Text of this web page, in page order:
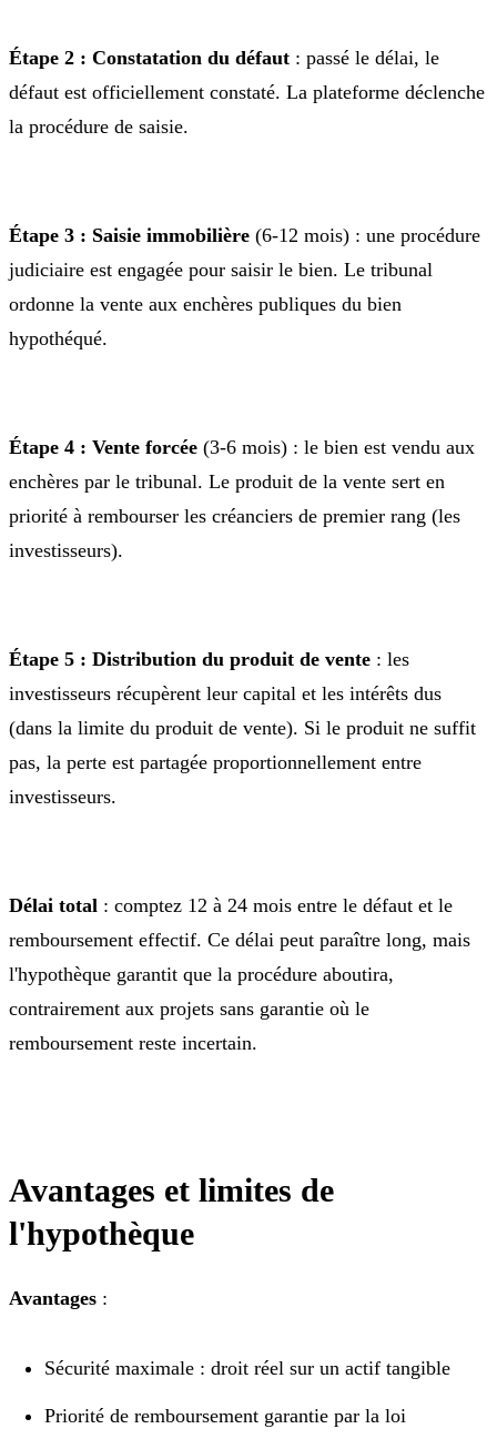
Étape 2 : Constatation du défaut : passé le délai, le
défaut est officiellement constaté. La plateforme déclenche
la procédure de saisie.
Étape 3 : Saisie immobilière (6-12 mois) : une procédure
judiciaire est engagée pour saisir le bien. Le tribunal
ordonne la vente aux enchères publiques du bien
hypothéqué.
Étape 4 : Vente forcée (3-6 mois) : le bien est vendu aux
enchères par le tribunal. Le produit de la vente sert en
priorité à rembourser les créanciers de premier rang (les
investisseurs).
Étape 5 : Distribution du produit de vente : les
investisseurs récupèrent leur capital et les intérêts dus
(dans la limite du produit de vente). Si le produit ne suffit
pas, la perte est partagée proportionnellement entre
investisseurs.
Délai total : comptez 12 à 24 mois entre le défaut et le
remboursement effectif. Ce délai peut paraître long, mais
l'hypothèque garantit que la procédure aboutira,
contrairement aux projets sans garantie où le
remboursement reste incertain.
Avantages et limites de
l'hypothèque
Avantages :
Sécurité maximale : droit réel sur un actif tangible
Priorité de remboursement garantie par la loi